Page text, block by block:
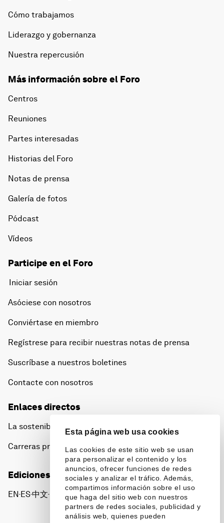
Esta página web usa cookies
Las cookies de este sitio web se usan
para personalizar el contenido y los
anuncios, ofrecer funciones de redes
sociales y analizar el tráfico. Además,
compartimos información sobre el uso
que haga del sitio web con nuestros
partners de redes sociales, publicidad y
análisis web, quienes pueden
Cómo trabajamos
Liderazgo y gobernanza
Nuestra repercusión
Más información sobre el Foro
Centros
Reuniones
Partes interesadas
Historias del Foro
Notas de prensa
Galería de fotos
Pódcast
Vídeos
Participe en el Foro
Iniciar sesión
Asóciese con nosotros
Conviértase en miembro
Regístrese para recibir nuestras notas de prensa
Suscríbase a nuestros boletines
Contacte con nosotros
Enlaces directos
La sostenibilidad en el Foro
Carreras profesionales
Ediciones en otros idiomas
EN▪ES▪中文▪ 日本語